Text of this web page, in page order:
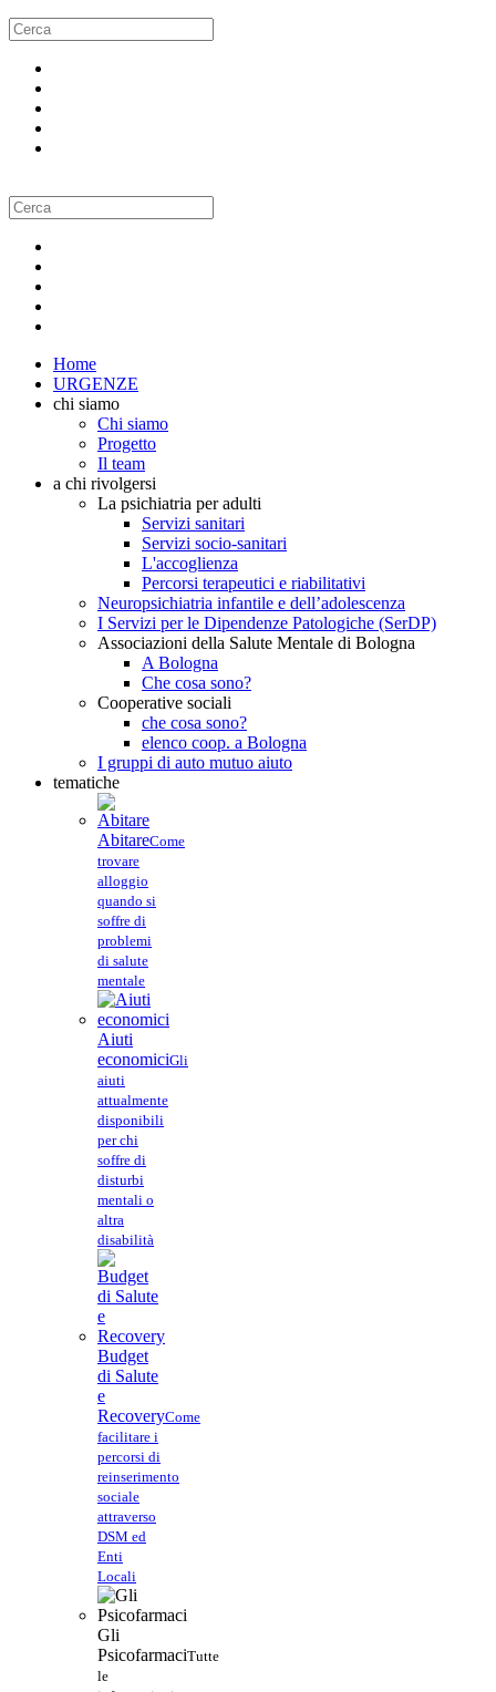
Home
URGENZE
chi siamo
Chi siamo
Progetto
Il team
a chi rivolgersi
La psichiatria per adulti
Servizi sanitari
Servizi socio-sanitari
L'accoglienza
Percorsi terapeutici e riabilitativi
Neuropsichiatria infantile e dell’adolescenza
I Servizi per le Dipendenze Patologiche (SerDP)
Associazioni della Salute Mentale di Bologna
A Bologna
Che cosa sono?
Cooperative sociali
che cosa sono?
elenco coop. a Bologna
I gruppi di auto mutuo aiuto
tematiche
AbitareCome
trovare
alloggio
quando si
soffre di
problemi
di salute
mentale
Aiuti
economiciGli
aiuti
attualmente
disponibili
per chi
soffre di
disturbi
mentali o
altra
disabilità
Budget
di Salute
e
RecoveryCome
facilitare i
percorsi di
reinserimento
sociale
attraverso
DSM ed
Enti
Locali
Gli
PsicofarmaciTutte
le